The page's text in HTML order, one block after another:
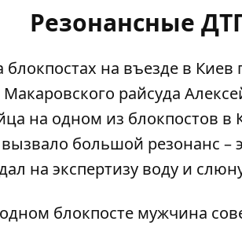
Резонансные
блокпостах на въезде в
райсуда
на одном из блокпостов
большой резонанс –
на экспертизу воду и
блокпосте мужчина